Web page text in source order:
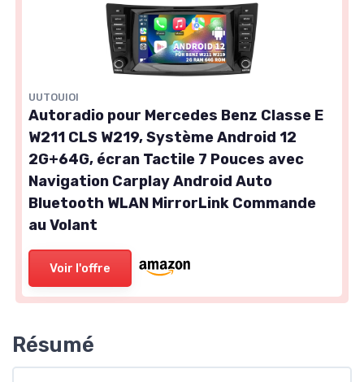
UUTOUIOI
Autoradio pour Mercedes Benz Classe E
W211 CLS W219, Système Android 12
2G+64G, écran Tactile 7 Pouces avec
Navigation Carplay Android Auto
Bluetooth WLAN MirrorLink Commande
au Volant
Voir l'offre
Résumé